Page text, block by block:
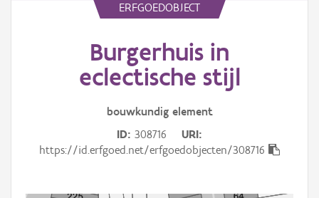
Aanduidingsobject
ERFGOEDOBJECT
Burgerhuis in
eclectische stijl
bouwkundig element
ID 308716
URI
https://id.erfgoed.net/erfgoedobjecten/308716